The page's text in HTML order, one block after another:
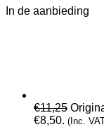
In de aanbieding
€11,25
€8,50. (Inc.